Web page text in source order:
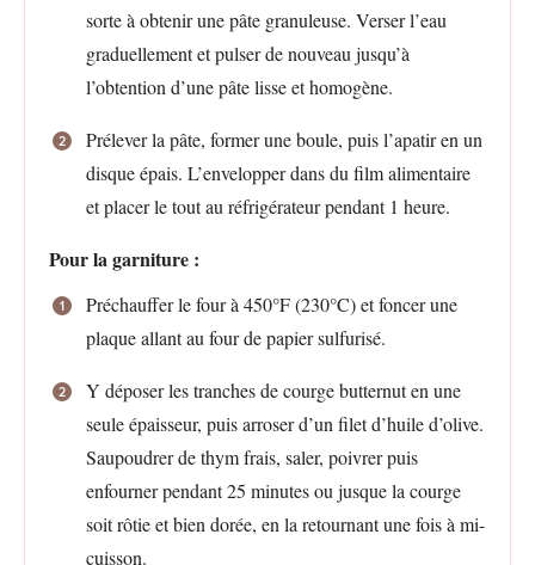
sorte à obtenir une pâte granuleuse. Verser l’eau
graduellement et pulser de nouveau jusqu’à
l’obtention d’une pâte lisse et homogène.
Prélever la pâte, former une boule, puis l’apatir en un
disque épais. L’envelopper dans du film alimentaire
et placer le tout au réfrigérateur pendant 1 heure.
Pour la garniture :
Préchauffer le four à 450°F (230°C) et foncer une
plaque allant au four de papier sulfurisé.
Y déposer les tranches de courge butternut en une
seule épaisseur, puis arroser d’un filet d’huile d’olive.
Saupoudrer de thym frais, saler, poivrer puis
enfourner pendant 25 minutes ou jusque la courge
soit rôtie et bien dorée, en la retournant une fois à mi-
cuisson.